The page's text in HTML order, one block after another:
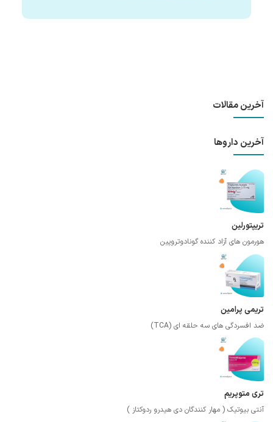
آخرین مقالات
آخرین داروها
تریپتورلین
هورمون های آزاد کننده گونادوتروپین
تریمی پرامین
ضد افسردگی های سه حلقه ای (TCA)
تری متوپریم
آنتی بیوتیک ( مهار کنندگان دی هیدرو ردوکتاز )